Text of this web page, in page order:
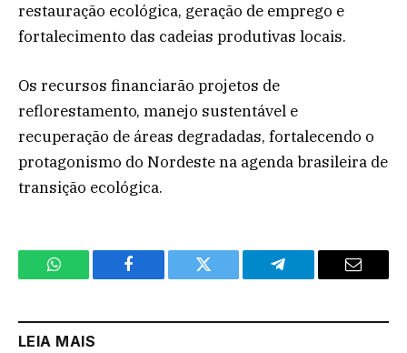
restauração ecológica, geração de emprego e
fortalecimento das cadeias produtivas locais.
Os recursos financiarão projetos de
reflorestamento, manejo sustentável e
recuperação de áreas degradadas, fortalecendo o
protagonismo do Nordeste na agenda brasileira de
transição ecológica.
WhatsApp Facebook Twitter Telegram Email
LEIA MAIS